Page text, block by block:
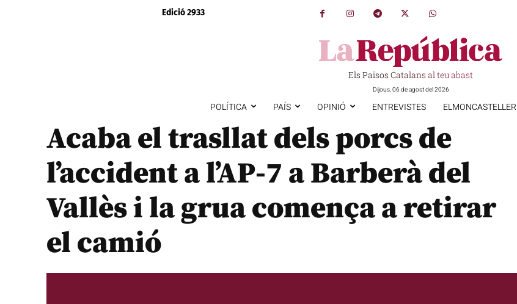
Edició 2933
Els Països Catalans al teu abast
Dijous, 06 de agost del 2026
POLÍTICA PAÍS OPINIÓ ENTREVISTES ELMONCASTELLER
Acaba el trasllat dels porcs de
l’accident a l’AP-7 a Barberà del
Vallès i la grua comença a retirar
el camió